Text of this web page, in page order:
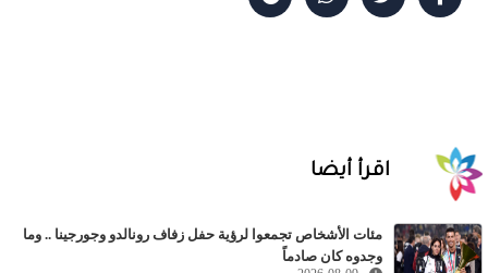
اقرأ أيضا
مئات الأشخاص تجمعوا لرؤية حفل زفاف رونالدو وجورجينا .. وما
وجدوه كان صادماً